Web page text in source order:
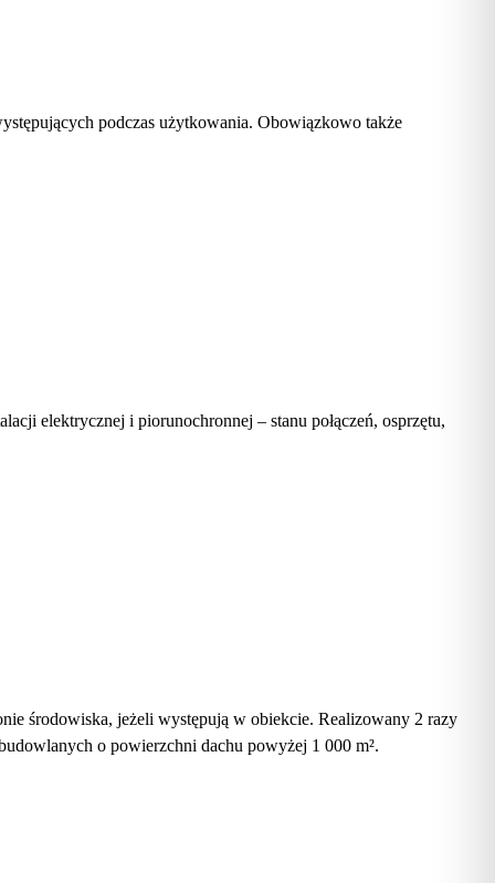
podczas użytkowania. Obowiązkowo także
elektrycznej i piorunochronnej – stanu połączeń, osprzętu,
środowiska, jeżeli występują w obiekcie. Realizowany 2 razy
o powierzchni dachu powyżej 1 000 m².